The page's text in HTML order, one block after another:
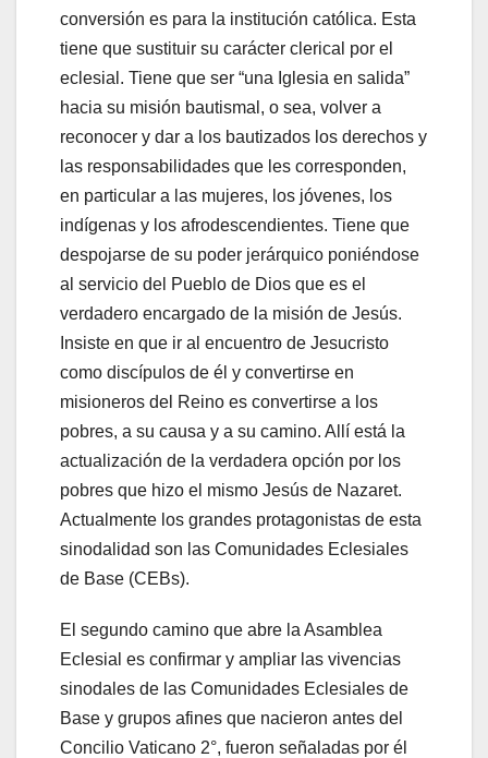
conversión es para la institución católica. Esta
tiene que sustituir su carácter clerical por el
eclesial. Tiene que ser “una Iglesia en salida”
hacia su misión bautismal, o sea, volver a
reconocer y dar a los bautizados los derechos y
las responsabilidades que les corresponden,
en particular a las mujeres, los jóvenes, los
indígenas y los afrodescendientes. Tiene que
despojarse de su poder jerárquico poniéndose
al servicio del Pueblo de Dios que es el
verdadero encargado de la misión de Jesús.
Insiste en que ir al encuentro de Jesucristo
como discípulos de él y convertirse en
misioneros del Reino es convertirse a los
pobres, a su causa y a su camino. Allí está la
actualización de la verdadera opción por los
pobres que hizo el mismo Jesús de Nazaret.
Actualmente los grandes protagonistas de esta
sinodalidad son las Comunidades Eclesiales
de Base (CEBs).
El segundo camino que abre la Asamblea
Eclesial es confirmar y ampliar las vivencias
sinodales de las Comunidades Eclesiales de
Base y grupos afines que nacieron antes del
Concilio Vaticano 2°, fueron señaladas por él